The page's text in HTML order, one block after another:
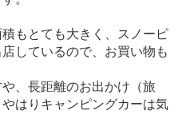
もとても大きく、スノーピ
しているので、お買い物も
、長距離のお出かけ（旅
はりキャンピングカーは気